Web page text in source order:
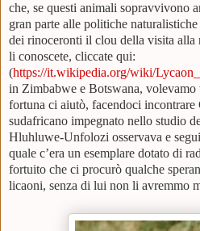
che, se questi animali sopravvivono
gran parte alle politiche
dei rinoceronti il clou della visita alla
li conoscete, cliccate qui:
(https://it.wikipedia.org/wiki/
in Zimbabwe e Botswana,
fortuna ci aiutò, facendoci incontrare
sudafricano impegnato nello studio
Hluhluwe-Unfolozi osservava e
quale c’era un esemplare dotato di
fortuito che ci procurò qualche
licaoni, senza di lui non li avremmo